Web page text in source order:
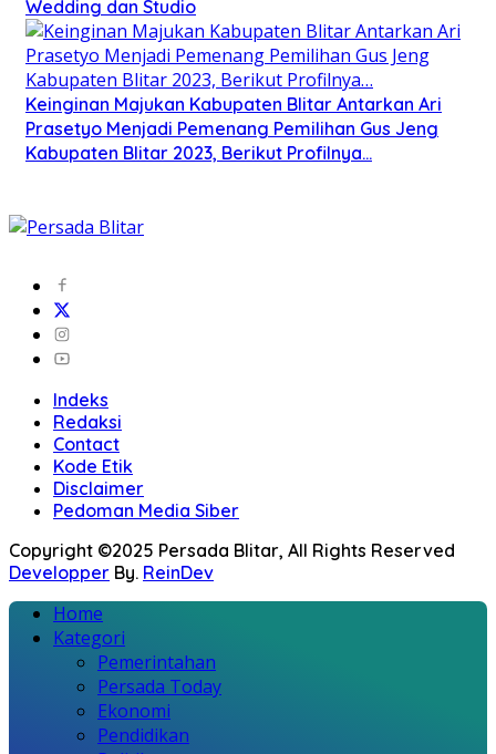
Wedding dan Studio
Keinginan Majukan Kabupaten Blitar Antarkan Ari
Prasetyo Menjadi Pemenang Pemilihan Gus Jeng
Kabupaten Blitar 2023, Berikut Profilnya…
Indeks
Redaksi
Contact
Kode Etik
Disclaimer
Pedoman Media Siber
Copyright ©2025 Persada Blitar, All Rights Reserved
Developper By. ReinDev
Home
Kategori
Pemerintahan
Persada Today
Ekonomi
Pendidikan